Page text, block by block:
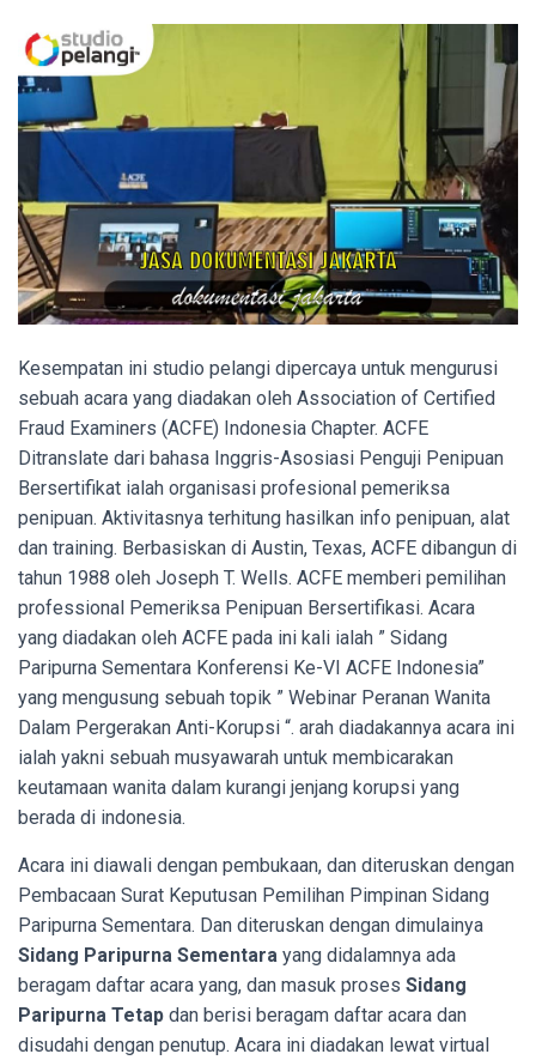
Kesempatan ini studio pelangi dipercaya untuk mengurusi
sebuah acara yang diadakan oleh Association of Certified
Fraud Examiners (ACFE) Indonesia Chapter. ACFE
Ditranslate dari bahasa Inggris-Asosiasi Penguji Penipuan
Bersertifikat ialah organisasi profesional pemeriksa
penipuan. Aktivitasnya terhitung hasilkan info penipuan, alat
dan training. Berbasiskan di Austin, Texas, ACFE dibangun di
tahun 1988 oleh Joseph T. Wells. ACFE memberi pemilihan
professional Pemeriksa Penipuan Bersertifikasi. Acara
yang diadakan oleh ACFE pada ini kali ialah ” Sidang
Paripurna Sementara Konferensi Ke-VI ACFE Indonesia”
yang mengusung sebuah topik ” Webinar Peranan Wanita
Dalam Pergerakan Anti-Korupsi “. arah diadakannya acara ini
ialah yakni sebuah musyawarah untuk membicarakan
keutamaan wanita dalam kurangi jenjang korupsi yang
berada di indonesia.
Acara ini diawali dengan pembukaan, dan diteruskan dengan
Pembacaan Surat Keputusan Pemilihan Pimpinan Sidang
Paripurna Sementara. Dan diteruskan dengan dimulainya
Sidang Paripurna Sementara yang didalamnya ada
beragam daftar acara yang, dan masuk proses Sidang
Paripurna Tetap dan berisi beragam daftar acara dan
disudahi dengan penutup. Acara ini diadakan lewat virtual